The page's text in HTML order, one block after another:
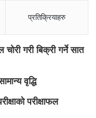
प्रतिक्रियाहरु
गरी बिक्री गर्ने सात
वृद्धि
परीक्षाफल